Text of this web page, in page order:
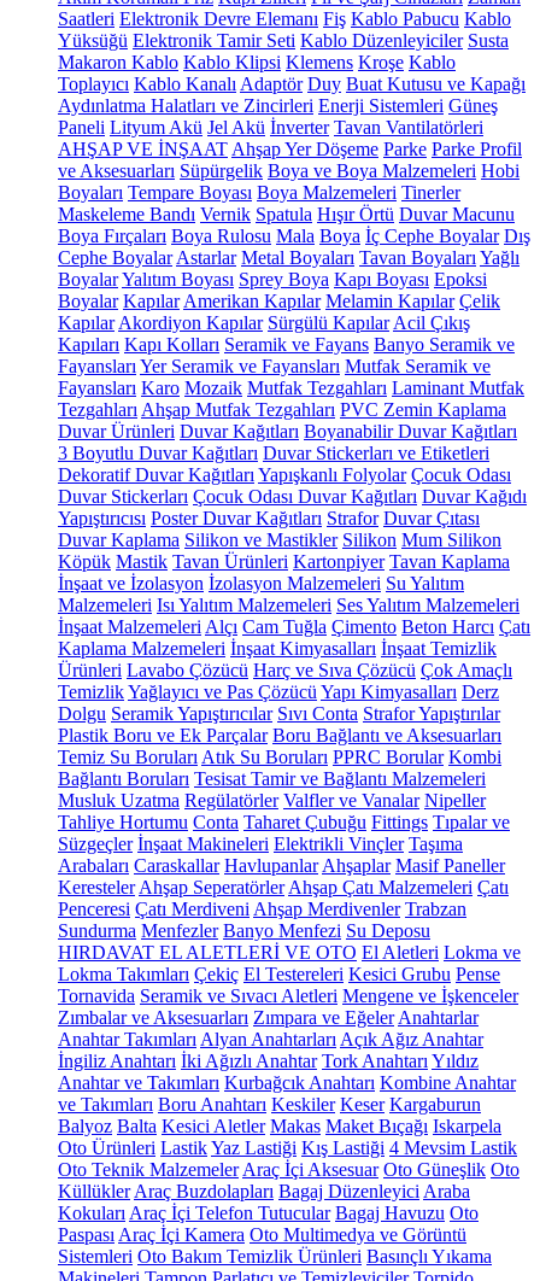
Saatleri Elektronik Devre Elemanı Fiş Kablo Pabucu Kablo
Yüksüğü Elektronik Tamir Seti Kablo Düzenleyiciler Susta
Makaron Kablo Kablo Klipsi Klemens Kroşe Kablo
Toplayıcı Kablo Kanalı Adaptör Duy Buat Kutusu ve Kapağı
Aydınlatma Halatları ve Zincirleri Enerji Sistemleri Güneş
Paneli Lityum Akü Jel Akü İnverter Tavan Vantilatörleri
AHŞAP VE İNŞAAT Ahşap Yer Döşeme Parke Parke Profil
ve Aksesuarları Süpürgelik Boya ve Boya Malzemeleri Hobi
Boyaları Tempare Boyası Boya Malzemeleri Tinerler
Maskeleme Bandı Vernik Spatula Hışır Örtü Duvar Macunu
Boya Fırçaları Boya Rulosu Mala Boya İç Cephe Boyalar Dış
Cephe Boyalar Astarlar Metal Boyaları Tavan Boyaları Yağlı
BoyalarYalıtım Boyası Sprey Boya Kapı Boyası Epoksi
Boyalar Kapılar Amerikan Kapılar Melamin Kapılar Çelik
Kapılar Akordiyon Kapılar Sürgülü Kapılar Acil Çıkış
Kapıları Kapı Kolları Seramik ve Fayans Banyo Seramik ve
Fayansları Yer Seramik ve Fayansları Mutfak Seramik ve
Fayansları Karo Mozaik Mutfak Tezgahları Laminant Mutfak
Tezgahları Ahşap Mutfak Tezgahları PVC Zemin Kaplama
Duvar Ürünleri Duvar Kağıtları Boyanabilir Duvar Kağıtları
3 Boyutlu Duvar Kağıtları Duvar Stickerları ve Etiketleri
Dekoratif Duvar Kağıtları Yapışkanlı Folyolar Çocuk Odası
Duvar Stickerları Çocuk Odası Duvar Kağıtları Duvar Kağıdı
Yapıştırıcısı Poster Duvar Kağıtları Strafor Duvar Çıtası
Duvar Kaplama Silikon ve Mastikler Silikon Mum Silikon
Köpük Mastik Tavan Ürünleri Kartonpiyer Tavan Kaplama
İnşaat ve İzolasyon İzolasyon Malzemeleri Su Yalıtım
Malzemeleri Isı Yalıtım Malzemeleri Ses Yalıtım Malzemeleri
İnşaat Malzemeleri Alçı Cam Tuğla Çimento Beton Harcı Çatı
Kaplama Malzemeleri İnşaat Kimyasalları İnşaat Temizlik
Ürünleri Lavabo Çözücü Harç ve Sıva Çözücü Çok Amaçlı
TemizlikYağlayıcı ve Pas Çözücü Yapı Kimyasalları Derz
Dolgu Seramik Yapıştırıcılar Sıvı Conta Strafor Yapıştırılar
Plastik Boru ve Ek Parçalar Boru Bağlantı ve Aksesuarları
Temiz Su Boruları Atık Su Boruları PPRC Borular Kombi
Bağlantı Boruları Tesisat Tamir ve Bağlantı Malzemeleri
Musluk Uzatma Regülatörler Valfler ve Vanalar Nipeller
Tahliye Hortumu Conta Taharet Çubuğu Fittings Tıpalar ve
Süzgeçler İnşaat Makineleri Elektrikli Vinçler Taşıma
Arabaları Caraskallar Havlupanlar Ahşaplar Masif Paneller
Keresteler Ahşap Seperatörler Ahşap Çatı Malzemeleri Çatı
Penceresi Çatı Merdiveni Ahşap Merdivenler Trabzan
Sundurma Menfezler Banyo Menfezi Su Deposu
HIRDAVAT EL ALETLERİ VE OTO El Aletleri Lokma ve
Lokma Takımları Çekiç El Testereleri Kesici Grubu Pense
Tornavida Seramik ve Sıvacı Aletleri Mengene ve İşkenceler
Zımbalar ve Aksesuarları Zımpara ve Eğeler Anahtarlar
Anahtar Takımları Alyan Anahtarları Açık Ağız Anahtar
İngiliz Anahtarı İki Ağızlı Anahtar Tork Anahtarı Yıldız
Anahtar ve Takımları Kurbağcık Anahtarı Kombine Anahtar
ve Takımları Boru Anahtarı Keskiler Keser Kargaburun
Balyoz Balta Kesici Aletler Makas Maket Bıçağı Iskarpela
Oto Ürünleri LastikYaz Lastiği Kış Lastiği 4 Mevsim Lastik
Oto Teknik Malzemeler Araç İçi Aksesuar Oto Güneşlik Oto
Küllükler Araç Buzdolapları Bagaj Düzenleyici Araba
Kokuları Araç İçi Telefon Tutucular Bagaj Havuzu Oto
Paspası Araç İçi Kamera Oto Multimedya ve Görüntü
Sistemleri Oto Bakım Temizlik Ürünleri Basınçlı Yıkama